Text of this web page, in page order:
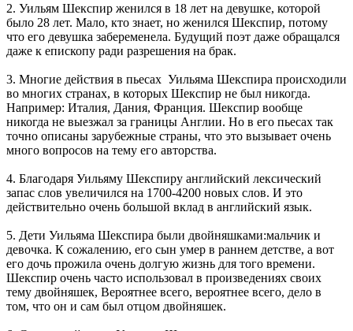
2. Уильям Шекспир женился в 18 лет на девушке, которой
было 28 лет. Мало, кто знает, но женился Шекспир, потому
что его девушка забеременела. Будущий поэт даже обращался
даже к епископу ради разрешения на брак.
3. Многие действия в пьесах Уильяма Шекспира происходили
во многих странах, в которых Шекспир не был никогда.
Например: Италия, Дания, Франция. Шекспир вообще
никогда не выезжал за границы Англии. Но в его пьесах так
точно описаны зарубежные страны, что это вызывает очень
много вопросов на тему его авторства.
4. Благодаря Уильяму Шекспиру английский лексический
запас слов увеличился на 1700-4200 новых слов. И это
действительно очень большой вклад в английский язык.
5. Дети Уильяма Шекспира были двойняшками:мальчик и
девочка. К сожалению, его сын умер в раннем детстве, а вот
его дочь прожила очень долгую жизнь для того времени.
Шекспир очень часто использовал в произведениях своих
тему двойняшек, Вероятнее всего, вероятнее всего, дело в
том, что он и сам был отцом двойняшек.